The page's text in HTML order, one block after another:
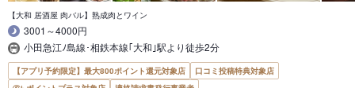
【大和 居酒屋 肉バル】熟成肉とワイン
3001～4000円
小田急江ﾉ島線･相鉄本線｢大和｣駅より徒歩2分
【アプリ予約限定】最大800ポイント還元対象店
口コミ投稿特典対象店